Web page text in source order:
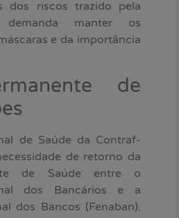
dos riscos trazido pela
manter os
e da importância
de
de Saúde da Contraf-
de retorno da
de Saúde entre o
dos Bancários e a
dos Bancos (Fenaban).